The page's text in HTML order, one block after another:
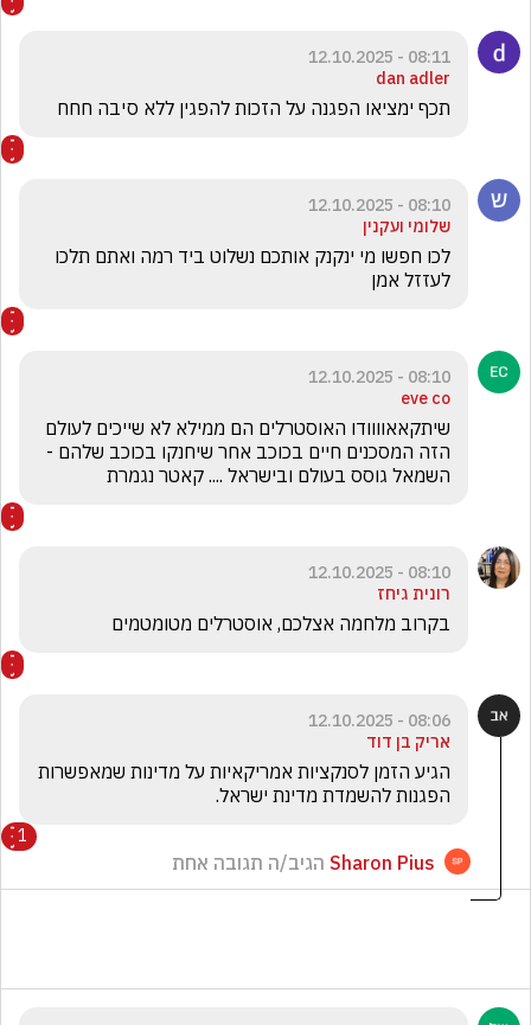
08:11 - 12.10.2025
dan adler
תכף ימציאו הפגנה על הזכות להפגין ללא סיבה חחח
08:10 - 12.10.2025
שלומי ועקנין
לעזזל אמן
08:10 - 12.10.2025
eve co
הזה המסכנים חיים בכוכב אחר שיחנקו בכוכב שלהם -
השמאל גוסס בעולם ובישראל .... קאטר נגמרת
08:10 - 12.10.2025
רונית גיחז
בקרוב מלחמה אצלכם, אוסטרלים מטומטמים
08:06 - 12.10.2025
אריק בן דוד
הפגנות להשמדת מדינת ישראל.
1
Sharon Pius הגיב/ה תגובה אחת